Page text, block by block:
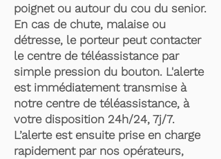
poignet ou autour du cou du senior.
En cas de chute, malaise ou
détresse, le porteur peut contacter
le centre de téléassistance par
simple pression du bouton. L'alerte
est immédiatement transmise à
notre centre de téléassistance, à
votre disposition 24h/24, 7j/7.
L’alerte est ensuite prise en charge
rapidement par nos opérateurs,